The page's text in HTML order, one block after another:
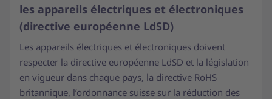
les appareils électriques et électroniques
(directive européenne LdSD)
Les appareils électriques et électroniques doivent
respecter la directive européenne LdSD et la législation
en vigueur dans chaque pays, la directive RoHS
britannique, l’ordonnance suisse sur la réduction des